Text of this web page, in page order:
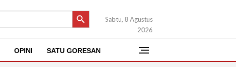
SEARCH BUTTON
Sabtu, 8 Agustus
2026
OPINI SATU GORESAN